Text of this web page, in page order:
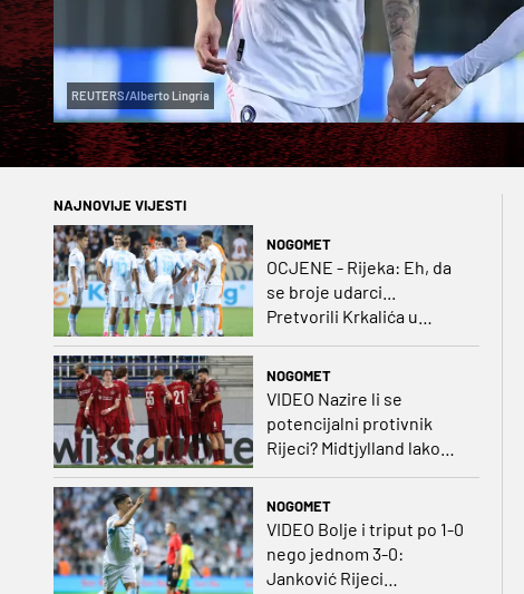
REUTERS/Alberto Lingria
NAJNOVIJE VIJESTI
NOGOMET
OCJENE - Rijeka: Eh, da
se broje udarci...
Pretvorili Krkalića u
junaka, a izlet na uzvrat u
NOGOMET
VIDEO Nazire li se
potencijalni protivnik
Rijeci? Midtjylland lako
NOGOMET
VIDEO Bolje i triput po 1-0
nego jednom 3-0:
Janković Rijeci